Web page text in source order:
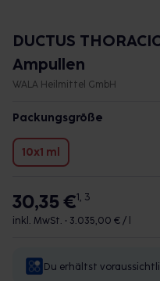
DUCTUS
Ampullen
WALA Heilmittel GmbH
Packungsgröße
10x1 ml
30,35 €1, 3
inkl. MwSt. • 3.035,00 € / l
Du erhältst